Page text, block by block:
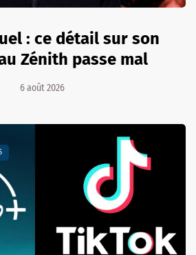
: ce détail sur son
Zénith passe mal
6 août 2026